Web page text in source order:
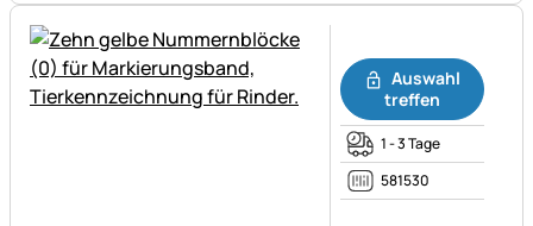
Auswahl
treffen
1 - 3 Tage
581530